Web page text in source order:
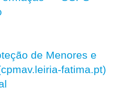
de Menores e
fatima.pt)